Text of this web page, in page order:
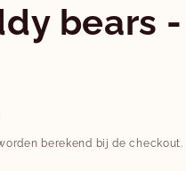
bears -
berekend bij de checkout.